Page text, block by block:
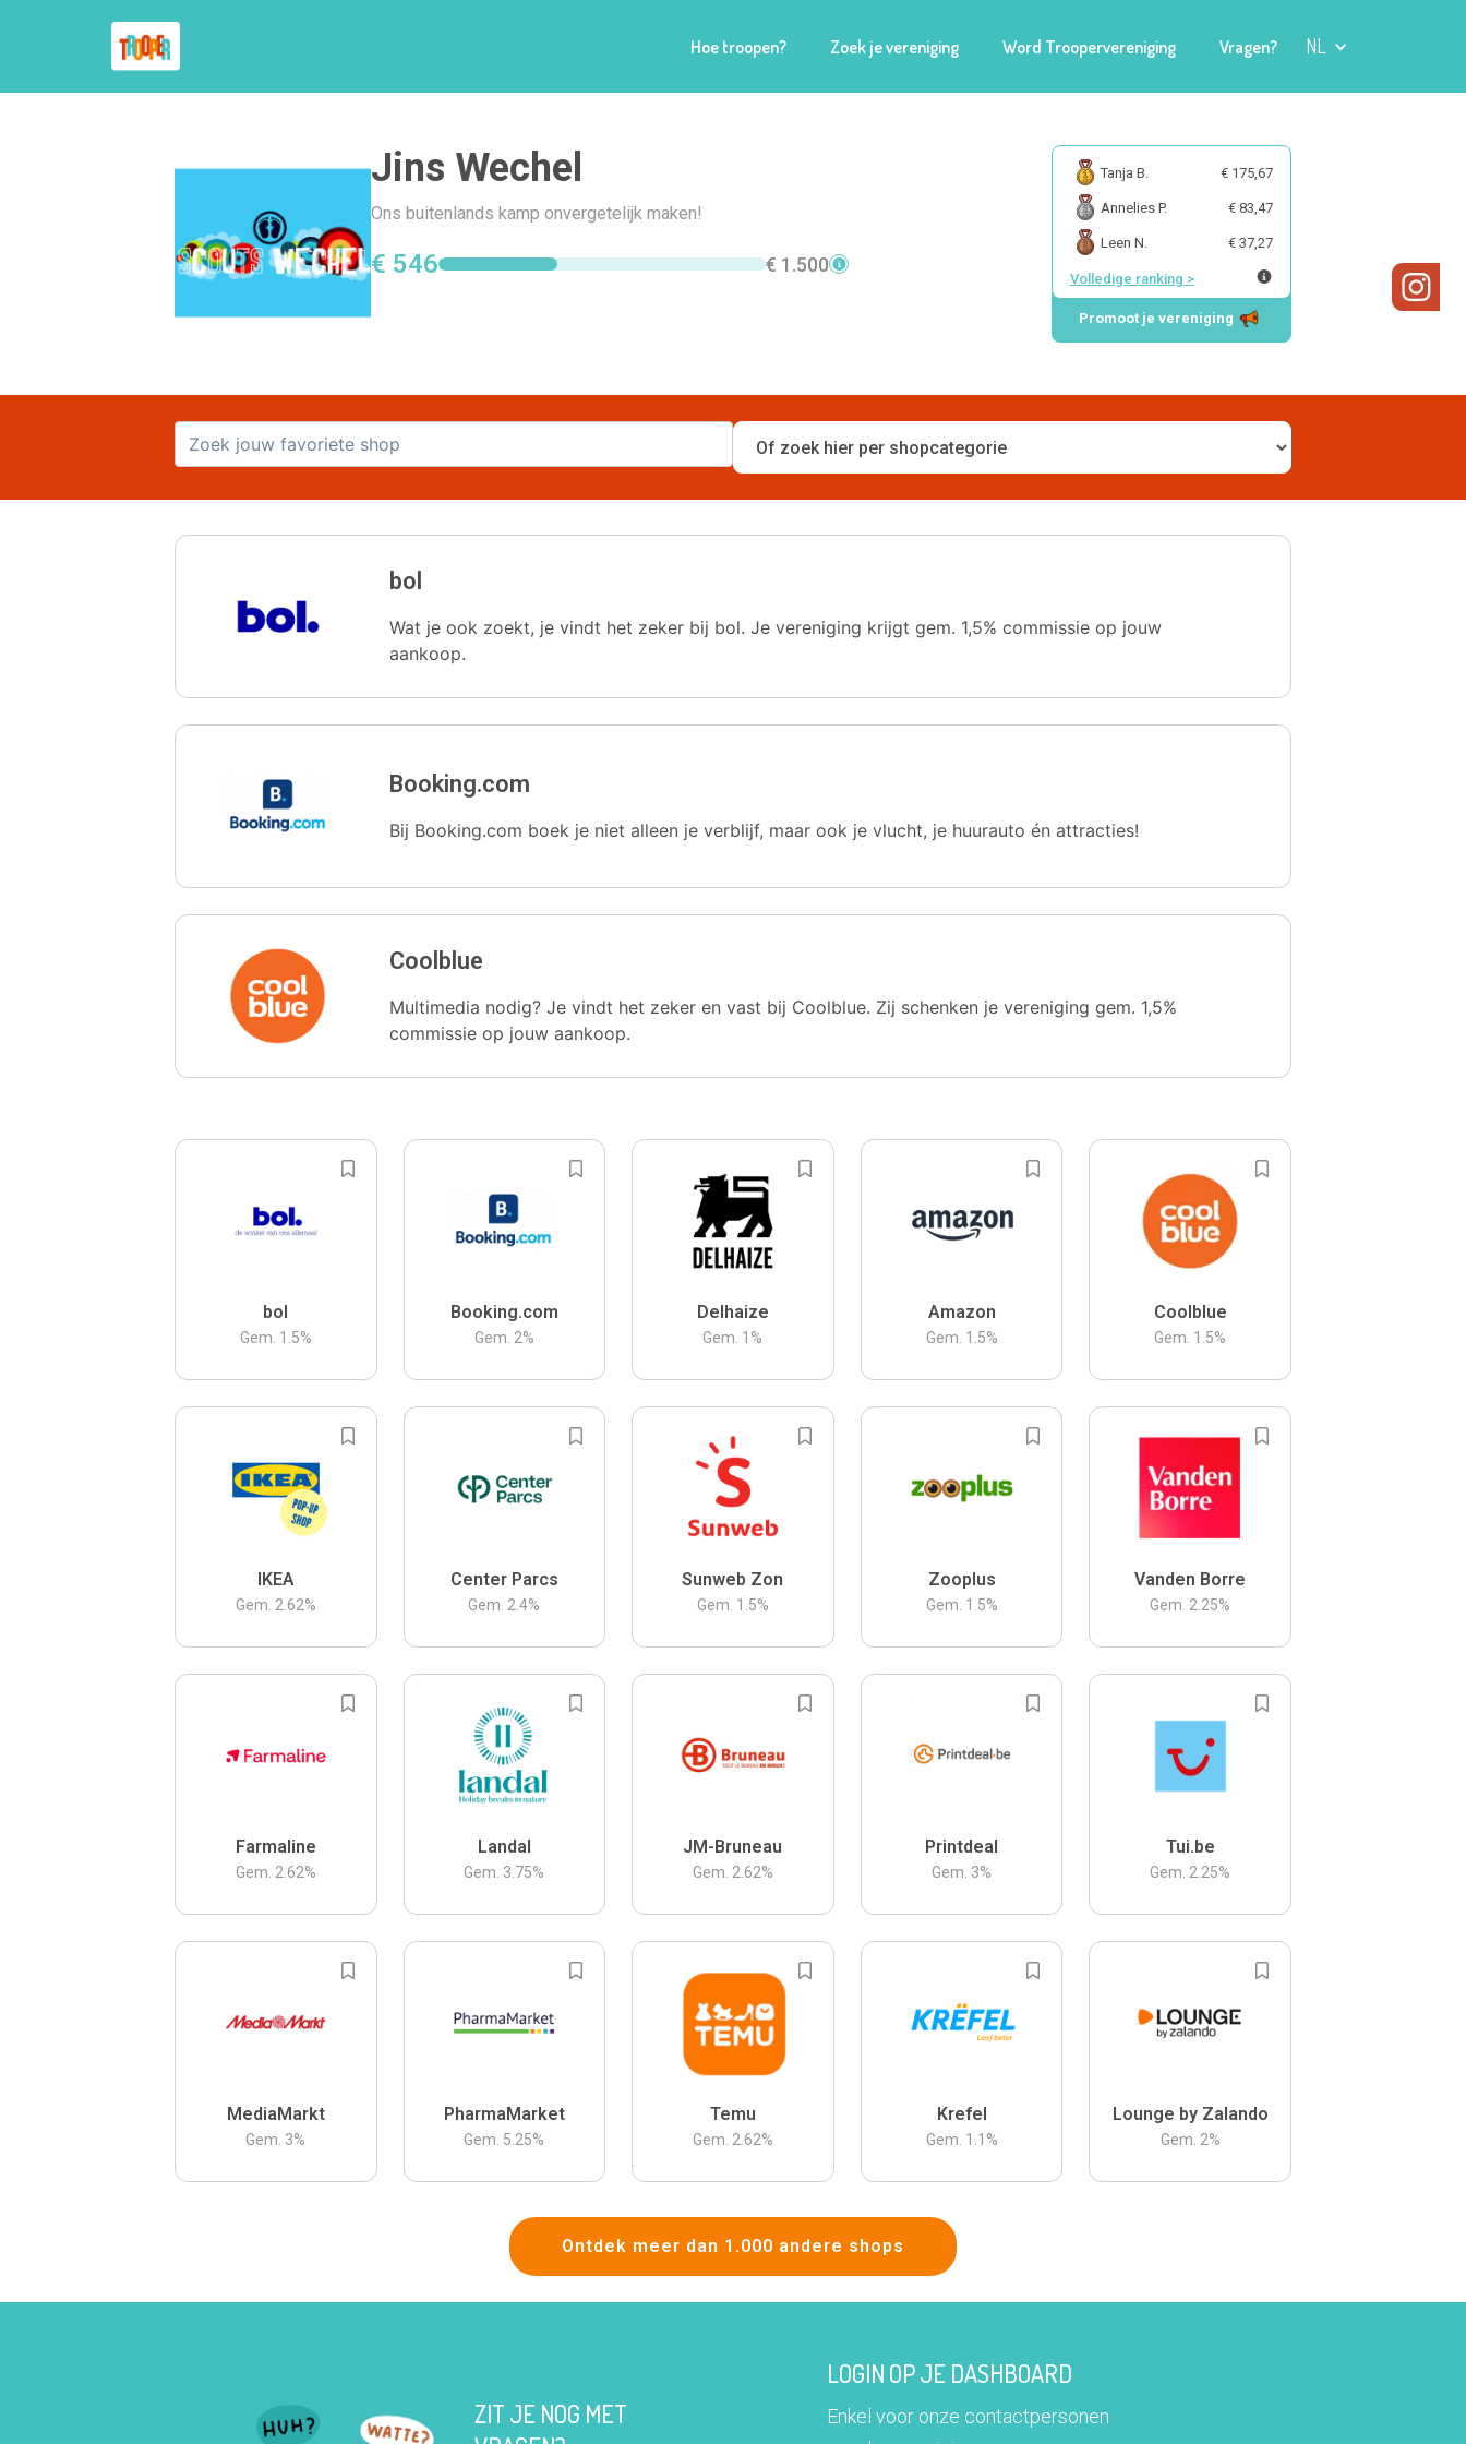
Hoe troopen? Zoek je vereniging Word Troopervereniging Vragen? NL
Jins Wechel
Ons buitenlands kamp onvergetelijk maken!
€ 546 € 1.500
Tanja B. € 175,67
Annelies P. € 83,47
Leen N. € 37,27
Volledige ranking >
Promoot je vereniging
bol
Wat je ook zoekt, je vindt het zeker bij bol. Je vereniging krijgt gem. 1,5% commissie op jouw
aankoop.
Booking.com
Bij Booking.com boek je niet alleen je verblijf, maar ook je vlucht, je huurauto én attracties!
Coolblue
Multimedia nodig? Je vindt het zeker en vast bij Coolblue. Zij schenken je vereniging gem. 1,5%
commissie op jouw aankoop.
bol
Gem. 1.5%
Booking.com
Gem. 2%
Delhaize
Gem. 1 %
Amazon
Gem. 1.5%
Coolblue
Gem. 1.5%
IKEA
Gem. 2.62%
Center Parcs
Gem. 2.4%
Sunweb Zon
Gem. 1.5%
Zooplus
Gem. 1.5%
Vanden Borre
Gem. 2.25%
Farmaline
Gem. 2.62%
Landal
Gem. 3.75%
JM-Bruneau
Gem. 2.62%
Printdeal
Gem. 3%
Tui.be
Gem. 2.25%
MediaMarkt
Gem. 3%
PharmaMarket
Gem. 5.25%
Temu
Gem. 2.62%
Krefel
Gem. 1.1 %
Lounge by Zalando
Gem. 2%
Ontdek meer dan 1.000 andere shops
ZIT JE NOG MET
LOGIN OP JE DASHBOARD
Enkel voor onze contactpersonen